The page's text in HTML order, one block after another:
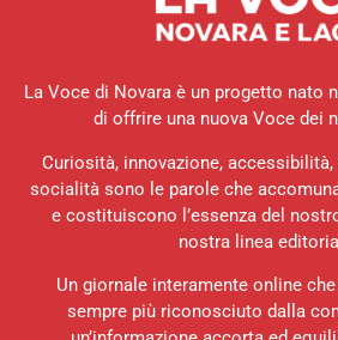
La Voce di Novara è un progetto nato
di offrire una nuova Voce dei
Curiosità, innovazione,
socialità sono le parole che
e costituiscono l’essenza del
nostra linea
Un giornale interamente online
sempre più riconosciuto dalla